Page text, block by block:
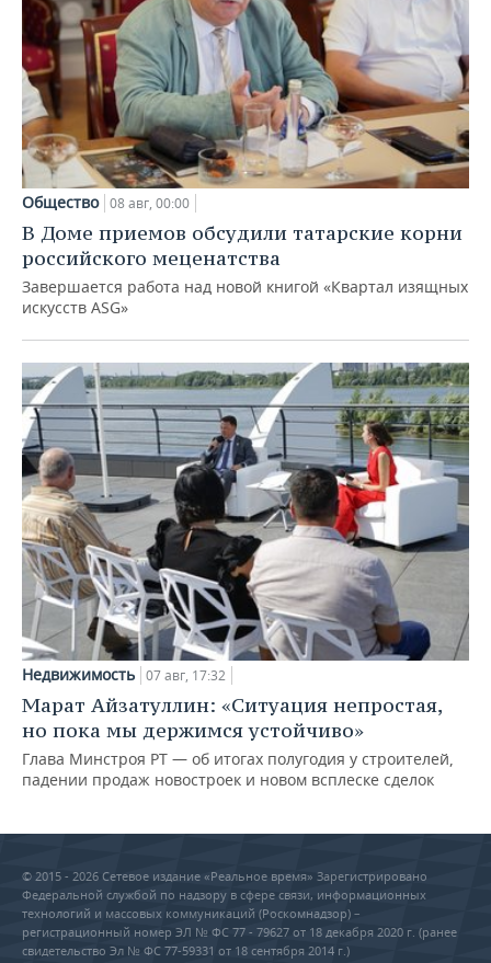
Общество 08 авг, 00:00
В Доме приемов обсудили татарские корни
российского меценатства
Завершается работа над новой книгой «Квартал изящных
искусств ASG»
Недвижимость 07 авг, 17:32
Марат Айзатуллин: «Ситуация непростая,
но пока мы держимся устойчиво»
Глава Минстроя РТ — об итогах полугодия у строителей,
падении продаж новостроек и новом всплеске сделок
© 2015 - 2026 Сетевое издание «Реальное время» Зарегистрировано
Федеральной службой по надзору в сфере связи, информационных
технологий и массовых коммуникаций (Роскомнадзор) –
регистрационный номер ЭЛ № ФС 77 - 79627 от 18 декабря 2020 г. (ранее
свидетельство Эл № ФС 77-59331 от 18 сентября 2014 г.)